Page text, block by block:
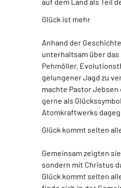
Glück ist mehr
Anhand der
unterhaltsam über das
Pehmöller.
gelungener Jagd zu
machte Pastor
gerne als
Atomkraftwerks
Glück kommt selten
Gemeinsam zeigten
sondern mit Christus
Glück kommt selten